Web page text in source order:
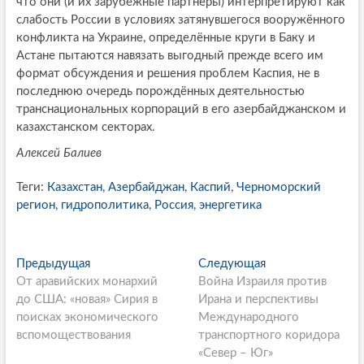
слабость России в условиях затянувшегося вооружённого
конфликта на Украине, определённые круги в Баку и
Астане пытаются навязать выгодный прежде всего им
формат обсуждения и решения проблем Каспия, не в
последнюю очередь порождённых деятельностью
транснациональных корпораций в его азербайджанском и
казахстанском секторах.
Алексей Балиев
Теги: Казахстан, Азербайджан, Каспий, Черноморский
регион, гидрополитика, Россия, энергетика
P
o
s
t
ПредыдущаяП
р
е
д
ы
От аравийских монархий
до США: «новая» Сирия в
поисках экономического
вспомоществования
Следующая
л
е
д
у
ю
Война Израиля против
Ирана и перспективы
Международного
транспортного коридора
«Север – Юг»